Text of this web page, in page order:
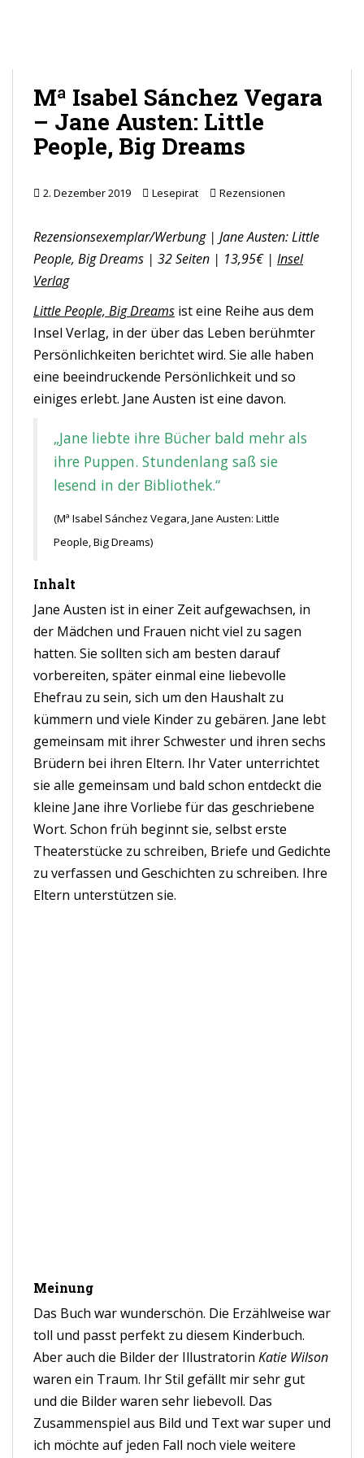
Mª Isabel Sánchez Vegara
– Jane Austen: Little
People, Big Dreams
2. Dezember 2019 Lesepirat Rezensionen
Rezensionsexemplar/Werbung | Jane Austen: Little
People, Big Dreams | 32 Seiten | 13,95€ | Insel
Verlag
Little People, Big Dreams ist eine Reihe aus dem
Insel Verlag, in der über das Leben berühmter
Persönlichkeiten berichtet wird. Sie alle haben
eine beeindruckende Persönlichkeit und so
einiges erlebt. Jane Austen ist eine davon.
„Jane liebte ihre Bücher bald mehr als
ihre Puppen. Stundenlang saß sie
lesend in der Bibliothek.“
(Mª Isabel Sánchez Vegara, Jane Austen: Little
People, Big Dreams)
Inhalt
Jane Austen ist in einer Zeit aufgewachsen, in
der Mädchen und Frauen nicht viel zu sagen
hatten. Sie sollten sich am besten darauf
vorbereiten, später einmal eine liebevolle
Ehefrau zu sein, sich um den Haushalt zu
kümmern und viele Kinder zu gebären. Jane lebt
gemeinsam mit ihrer Schwester und ihren sechs
Brüdern bei ihren Eltern. Ihr Vater unterrichtet
sie alle gemeinsam und bald schon entdeckt die
kleine Jane ihre Vorliebe für das geschriebene
Wort. Schon früh beginnt sie, selbst erste
Theaterstücke zu schreiben, Briefe und Gedichte
zu verfassen und Geschichten zu schreiben. Ihre
Eltern unterstützen sie.
Meinung
Das Buch war wunderschön. Die Erzählweise war
toll und passt perfekt zu diesem Kinderbuch.
Aber auch die Bilder der Illustratorin Katie Wilson
waren ein Traum. Ihr Stil gefällt mir sehr gut
und die Bilder waren sehr liebevoll. Das
Zusammenspiel aus Bild und Text war super und
ich möchte auf jeden Fall noch viele weitere